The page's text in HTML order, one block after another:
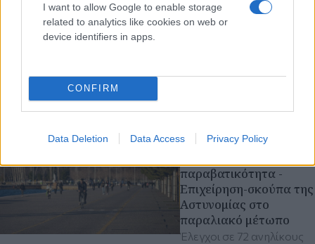
I want to allow Google to enable storage
related to analytics like cookies on web or
device identifiers in apps.
CONFIRM
Data Deletion Data Access Privacy Policy
από νεαρούς στο
Ωραιόκαστρο, λουκέτο
σκούπα από την ΕΛΑΣ
Θεσσαλονίκη: Μπλόκο
παραβατικότητα -
Επιχείρηση-σκούπα της
Αστυνομίας στο
παραλιακό μέτωπο
Έλεγχοι σε 72 ανηλίκους